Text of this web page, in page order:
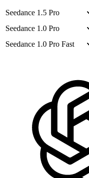
Seedance 1.5 Pro
Seedance 1.0 Pro
Seedance 1.0 Pro Fast